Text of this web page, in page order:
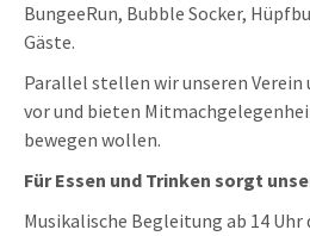
BungeeRun, Bubble Socker,
Gäste.
Parallel stellen wir unseren
vor und bieten
bewegen wollen.
Für Essen und Trinken sorgt
Musikalische Begleitung ab 14 Uhr